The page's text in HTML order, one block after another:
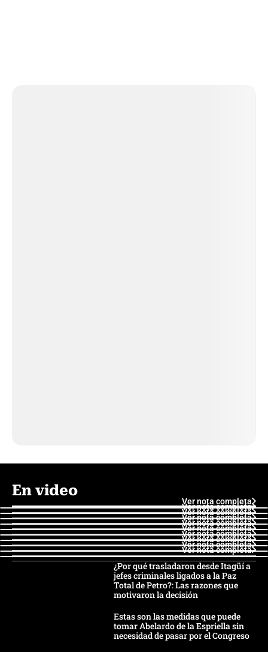
En video
Ver nota completa
Ver nota completa
Ver nota completa
Ver nota completa
Ver nota completa
Ver nota completa
Ver nota completa
Ver nota completa
Ver nota completa
Ver nota completa
¿Por qué trasladaron desde Itagüí a
jefes criminales ligados a la Paz
Total de Petro?: Las razones que
motivaron la decisión
Estas son las medidas que puede
tomar Abelardo de la Espriella sin
necesidad de pasar por el Congreso